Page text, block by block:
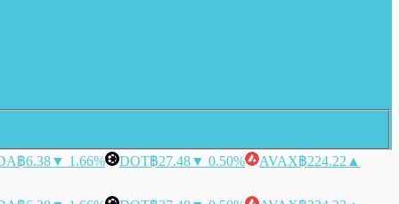
฿6.38▼ 1.66% DOT฿27.48▼ 0.50% AVAX฿224.22 ▲